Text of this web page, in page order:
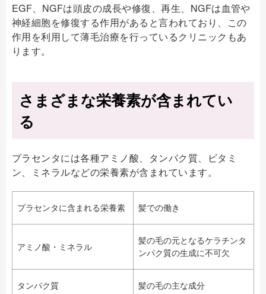
EGF、NGFは頭皮の成長や修復、再生、NGFは血管や
神経細胞を修復する作用があると言われており、この
作用を利用して薄毛治療を行っているクリニックもあ
ります。
さまざまな栄養素が含まれてい
る
プラセンタには各種アミノ酸、タンパク質、ビタミ
ン、ミネラルなどの栄養素が含まれています。
プラセンタに含まれる栄養素 髪での働き
アミノ酸・ミネラル
髪の毛の元となるケラチンタ
ンパク質の生成に不可欠
タンパク質 髪の毛の主な成分